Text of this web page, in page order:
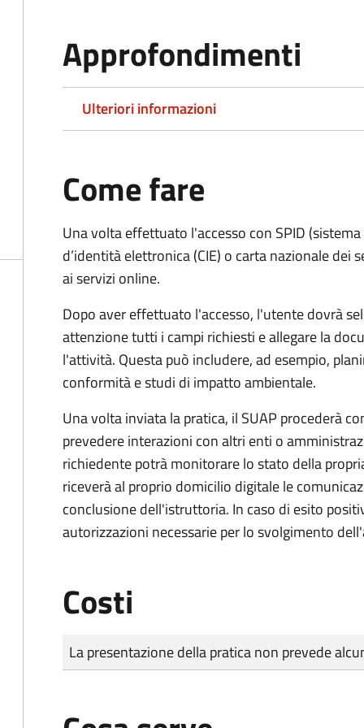
Approfondimenti
Ulteriori informazioni
Come fare
Una volta effettuato l'accesso con SPID
d’identità elettronica (CIE) o carta nazionale dei
ai servizi online.
Dopo aver effettuato l'accesso, l'utente dovrà
attenzione tutti i campi richiesti e allegare la
l'attività. Questa può includere, ad esempio,
conformità e studi di impatto ambientale.
Una volta inviata la pratica, il SUAP procederà
prevedere interazioni con altri enti o
richiedente potrà monitorare lo stato della
riceverà al proprio domicilio digitale le
conclusione dell'istruttoria. In caso di esito
autorizzazioni necessarie per lo svolgimento
Costi
Tipo di pagamento
Importo
La presentazione della pratica non prevede